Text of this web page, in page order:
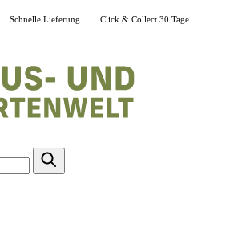
Schnelle Lieferung Click & Collect 30 Tage